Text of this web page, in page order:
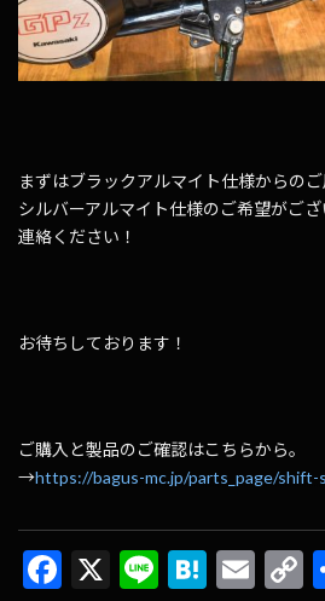
まずはブラックアルマイト仕様からのご
シルバーアルマイト仕様のご希望がご
連絡ください！
お待ちしております！
ご購入と製品のご確認はこちらから。
→https://bagus-mc.jp/parts_page/
F
X
Li H E